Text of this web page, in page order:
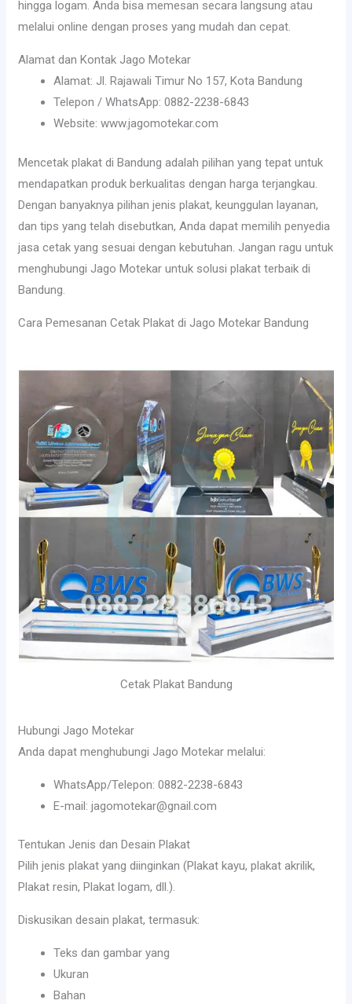
hingga logam. Anda bisa memesan secara langsung atau
melalui online dengan proses yang mudah dan cepat.
Alamat dan Kontak Jago Motekar
Alamat: Jl. Rajawali Timur No 157, Kota Bandung
Telepon / WhatsApp: 0882-2238-6843
Website: www.jagomotekar.com
Mencetak plakat di Bandung adalah pilihan yang tepat untuk
mendapatkan produk berkualitas dengan harga terjangkau.
Dengan banyaknya pilihan jenis plakat, keunggulan layanan,
dan tips yang telah disebutkan, Anda dapat memilih penyedia
jasa cetak yang sesuai dengan kebutuhan. Jangan ragu untuk
menghubungi Jago Motekar untuk solusi plakat terbaik di
Bandung.
Cara Pemesanan Cetak Plakat di Jago Motekar Bandung
Cetak Plakat Bandung
Hubungi Jago Motekar
Anda dapat menghubungi Jago Motekar melalui:
WhatsApp/Telepon: 0882-2238-6843
E-mail: jagomotekar@gnail.com
Tentukan Jenis dan Desain Plakat
Pilih jenis plakat yang diinginkan (Plakat kayu, plakat akrilik,
Plakat resin, Plakat logam, dll.).
Diskusikan desain plakat, termasuk:
Teks dan gambar yang
Ukuran
Bahan